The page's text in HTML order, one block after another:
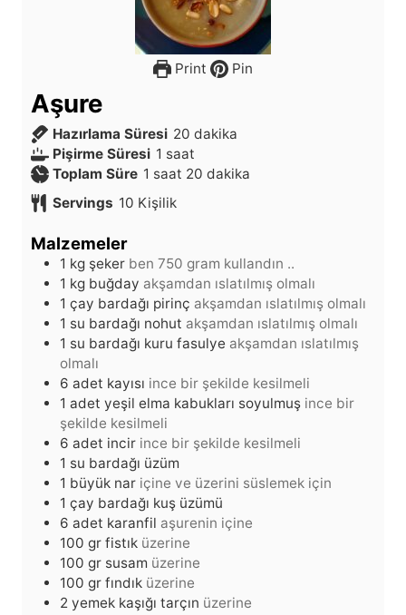
Print Pin
Aşure
Hazırlama Süresi 20d
a
k
dakika
Pişirme Süresi 1 s
a
a
t
saat
Toplam Süre 1 s
a
a
saat 20d
a
dakika
Servings 10 Kişilik
Malzemeler
1 kg şeker ben 750 gram kullandın ..
1 kg buğday akşamdan ıslatılmış olmalı
1 çay bardağı pirinç akşamdan ıslatılmış olmalı
1 su bardağı nohut akşamdan ıslatılmış olmalı
1 su bardağı kuru fasulye akşamdan ıslatılmış
olmalı
6 adet kayısı ince bir şekilde kesilmeli
1 adet yeşil elma kabukları soyulmuş ince bir
şekilde kesilmeli
6 adet incir ince bir şekilde kesilmeli
1 su bardağı üzüm
1 büyük nar içine ve üzerini süslemek için
1 çay bardağı kuş üzümü
6 adet karanfil aşurenin içine
100 gr fistık üzerine
100 gr susam üzerine
100 gr fındık üzerine
2 yemek kaşığı tarçın üzerine